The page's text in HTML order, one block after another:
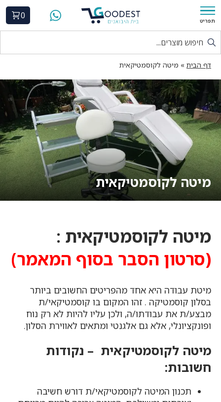
תפריט
0
דף הבית » מיטה לקוסמטיקאית
מיטה לקוסמטיקאית
מיטה לקוסמטיקאית :
(סרטון הסבר בסוף המאמר)
מיטת עבודה היא אחד מהפריטים החשובים ביותר
בסלון קוסמטיקה . זהו המקום בו קוסמטיקאי/ת
מבצע/ת את עבודתו/ה, ולכן עליו להיות לא רק נוח
ופונקציונלי, אלא גם אלגנטי ומתאים לאווירת הסלון.
מיטה לקוסמטיקאית – נקודות
חשובות:
תכנון המיטה לקוסמטיקאי/ת דורש חשיבה